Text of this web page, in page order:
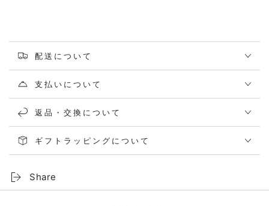
配送について
支払いについて
返品・交換について
ギフトラッピングについて
Share